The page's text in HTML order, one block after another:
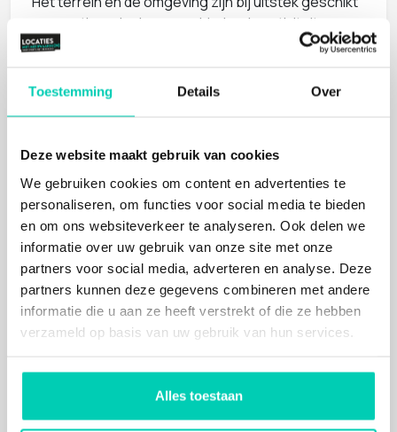
Toestemming Details Over
Deze website maakt gebruik van cookies
We gebruiken cookies om content en advertenties te
personaliseren, om functies voor social media te bieden
en om ons websiteverkeer te analyseren. Ook delen we
informatie over uw gebruik van onze site met onze
partners voor social media, adverteren en analyse. Deze
partners kunnen deze gegevens combineren met andere
informatie die u aan ze heeft verstrekt of die ze hebben
verzameld op basis van uw gebruik van hun services.
Alles toestaan
voor actieve, leuke en verbindende activiteiten.
Lekker zeilen of sloep varen, maar ze organiseren
diverse groepsgroottes. Van 3 persoons
mogelijkheden.
Geef je vergadering extra inhoud bij
Pean-buiten Akkrum
Wil je naast of in plaats van actief ook inhoudelijk de
diepte in, dan heeft Pean-buiten een uitgebreid
aanbod. Bijvoorbeeld 'presidentswalk', waarmee je
in een halfuur met elkaar tot een goed besluit kunt
komen. Of doe het uitgebreide 'Seven
steps'programma, dat onder meer gaat over
prioriteiten stellen. Of neem onder leiding van een
professionele trainer (level 2 Wim Hof) een ijsbad,
dé metafoor voor de stappen die je niet denkt te